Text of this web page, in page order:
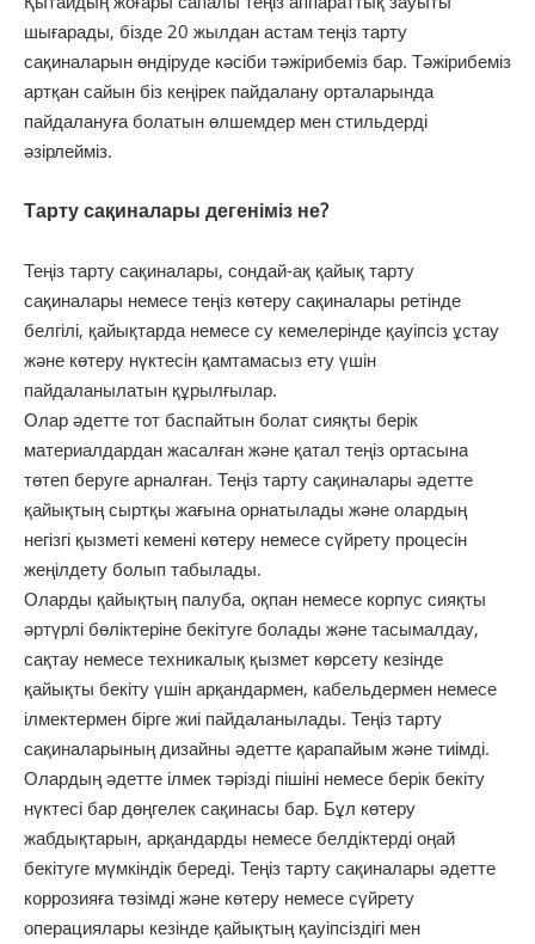
шығарады, бізде 20 жылдан астам теңіз тарту
сақиналарын өндіруде кәсіби тәжірибеміз бар. Тәжірибеміз
артқан сайын біз кеңірек пайдалану орталарында
пайдалануға болатын өлшемдер мен стильдерді
әзірлейміз.
Тарту сақиналары дегеніміз не?
Теңіз тарту сақиналары, сондай-ақ қайық тарту
сақиналары немесе теңіз көтеру сақиналары ретінде
белгілі, қайықтарда немесе су кемелерінде қауіпсіз ұстау
және көтеру нүктесін қамтамасыз ету үшін
пайдаланылатын құрылғылар.
Олар әдетте тот баспайтын болат сияқты берік
материалдардан жасалған және қатал теңіз ортасына
төтеп беруге арналған. Теңіз тарту сақиналары әдетте
қайықтың сыртқы жағына орнатылады және олардың
негізгі қызметі кемені көтеру немесе сүйрету процесін
жеңілдету болып табылады.
Оларды қайықтың палуба, оқпан немесе корпус сияқты
әртүрлі бөліктеріне бекітуге болады және тасымалдау,
сақтау немесе техникалық қызмет көрсету кезінде
қайықты бекіту үшін арқандармен, кабельдермен немесе
ілмектермен бірге жиі пайдаланылады. Теңіз тарту
сақиналарының дизайны әдетте қарапайым және тиімді.
Олардың әдетте ілмек тәрізді пішіні немесе берік бекіту
нүктесі бар дөңгелек сақинасы бар. Бұл көтеру
жабдықтарын, арқандарды немесе белдіктерді оңай
бекітуге мүмкіндік береді. Теңіз тарту сақиналары әдетте
коррозияға төзімді және көтеру немесе сүйрету
операциялары кезінде қайықтың қауіпсіздігі мен